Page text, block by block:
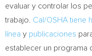
evaluar y controlar los
trabajo. Cal/OSHA tiene
línea y publicaciones
establecer un programa